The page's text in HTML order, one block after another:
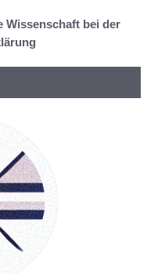
Wissenschaft bei der